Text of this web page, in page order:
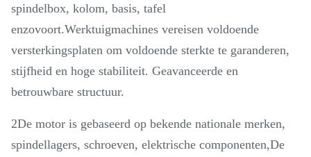
spindelbox, kolom, basis, tafel
enzovoort.Werktuigmachines vereisen voldoende
versterkingsplaten om voldoende sterkte te garanderen,
stijfheid en hoge stabiliteit. Geavanceerde en
betrouwbare structuur.
2De motor is gebaseerd op bekende nationale merken,
spindellagers, schroeven, elektrische componenten,De